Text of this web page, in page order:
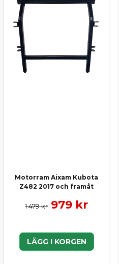
Motorram Aixam Kubota
Z482 2017 och framåt
1 479 kr 979 kr
LÄGG I KORGEN